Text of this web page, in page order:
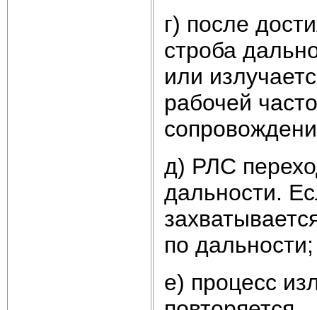
г) после
строба
или
рабочей
д) РЛС
дальности.
по дальности;
е) процесс